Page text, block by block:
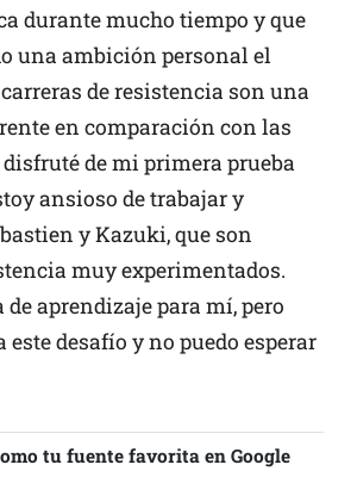
durante mucho tiempo y que
una ambición personal el
de resistencia son una
en comparación con las
de mi primera prueba
ansioso de trabajar y
y Kazuki, que son
muy experimentados.
de aprendizaje para mí, pero
este desafío y no puedo esperar
tu fuente favorita en Google